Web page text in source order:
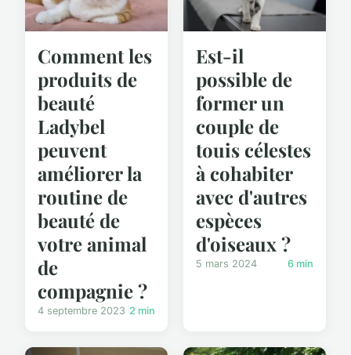
Comment les
produits de
beauté
Ladybel
peuvent
améliorer la
routine de
beauté de
votre animal
de
compagnie ?
4 septembre 2023 2 min
Est-il
possible de
former un
couple de
touis célestes
à cohabiter
avec d'autres
espèces
d'oiseaux ?
5 mars 2024 6 min